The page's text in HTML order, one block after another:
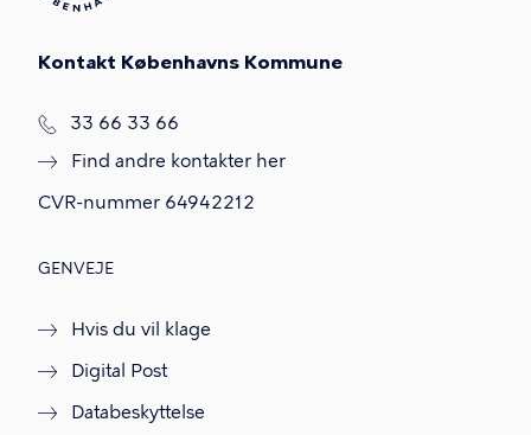
Kontakt Københavns Kommune
T
f
33 66 33 66
Find andre kontakter her
CVR-nummer 64942212
GENVEJE
Hvis du vil klage
Digital Post
Databeskyttelse